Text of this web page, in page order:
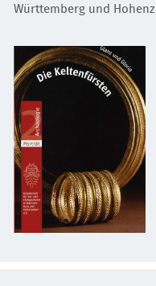
Württemberg und